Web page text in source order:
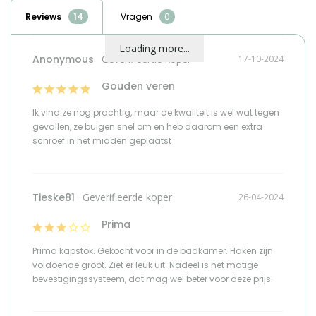
marktdeelnemer in de eu
marktdeelnemer in de eu
Reusel
marktdeelnemer in de eu
marktdeelnemer in de eu
+31 (0)85 - 130 25 89
Reviews Vragen
Loading more...
17-10-2024
Anonymous
Gouden veren
Ik vind ze nog prachtig, maar de kwaliteit is wel wat tegen
gevallen, ze buigen snel om en heb daarom een extra
schroef in het midden geplaatst
26-04-2024
Tieske81
Prima
Prima kapstok. Gekocht voor in de badkamer. Haken zijn
voldoende groot. Ziet er leuk uit. Nadeel is het matige
bevestigingssysteem, dat mag wel beter voor deze prijs.